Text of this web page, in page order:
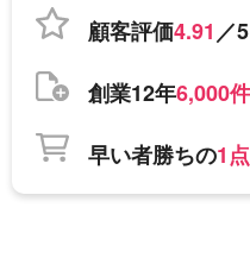
顧客評価4.91／5
創業12年6,000
早い者勝ちの1